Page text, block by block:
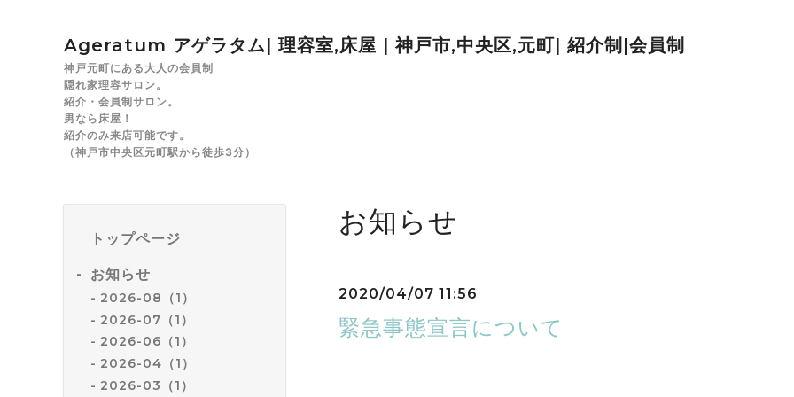
Ageratum アゲラタム| 理容室,床屋 | 神戸市,中央区,元町| 紹介制|会員制
神戸元町にある大人の会員制
隠れ家理容サロン。
紹介・会員制サロン。
男なら床屋！
紹介のみ来店可能です。
（神戸市中央区元町駅から徒歩3分）
トップページ
お知らせ
2026-08（1）
2026-07（1）
2026-06（1）
2026-04（1）
2026-03（1）
お知らせ
2020/04/07 11:56
緊急事態宣言について